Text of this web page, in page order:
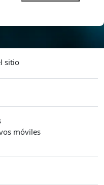
sitio
móviles